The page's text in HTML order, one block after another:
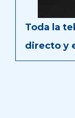
Toda la
directo y